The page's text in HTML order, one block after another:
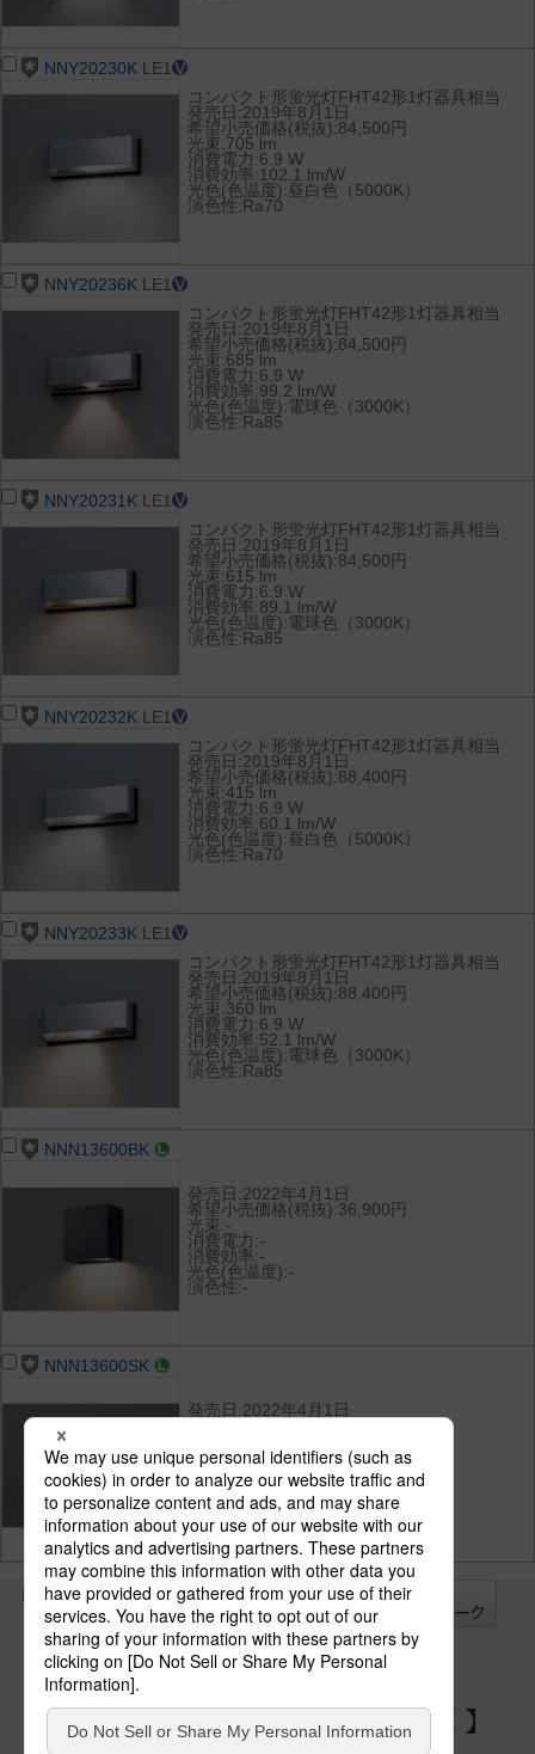
NNY20230K LE1
コンパクト形蛍光灯FHT42形1灯器具相当
発売日:2019年8月1日
希望小売価格(税抜):84,500円
光束:705 lm
消費電力:6.9 W
消費効率:102.1 lm/W
光色(色温度):昼白色（5000K）
演色性:Ra70
NNY20236K LE1
コンパクト形蛍光灯FHT42形1灯器具相当
発売日:2019年8月1日
希望小売価格(税抜):84,500円
光束:685 lm
消費電力:6.9 W
消費効率:99.2 lm/W
光色(色温度):電球色（3000K）
演色性:Ra85
NNY20231K LE1
コンパクト形蛍光灯FHT42形1灯器具相当
発売日:2019年8月1日
希望小売価格(税抜):84,500円
光束:615 lm
消費電力:6.9 W
消費効率:89.1 lm/W
光色(色温度):電球色（3000K）
演色性:Ra85
NNY20232K LE1
コンパクト形蛍光灯FHT42形1灯器具相当
発売日:2019年8月1日
希望小売価格(税抜):88,400円
光束:415 lm
消費電力:6.9 W
消費効率:60.1 lm/W
光色(色温度):昼白色（5000K）
演色性:Ra70
NNY20233K LE1
コンパクト形蛍光灯FHT42形1灯器具相当
発売日:2019年8月1日
希望小売価格(税抜):88,400円
光束:360 lm
消費電力:6.9 W
消費効率:52.1 lm/W
光色(色温度):電球色（3000K）
演色性:Ra85
NNN13600BK
発売日:2022年4月1日
希望小売価格(税抜):36,900円
光束:-
消費電力:-
消費効率:-
光色(色温度):-
演色性:-
NNN13600SK
発売日:2022年4月1日
消費電力:-
消費効率:-
光色(色温度):-
演色性:-
全て
チェック
チェック
した器具を
パナソニックの電気設備 SNSアカウント